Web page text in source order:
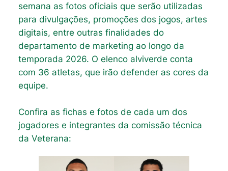
semana as fotos oficiais que serão utilizadas
para divulgações, promoções dos jogos, artes
digitais, entre outras finalidades do
departamento de marketing ao longo da
temporada 2026. O elenco alviverde conta
com 36 atletas, que irão defender as cores da
equipe.
Confira as fichas e fotos de cada um dos
jogadores e integrantes da comissão técnica
da Veterana: